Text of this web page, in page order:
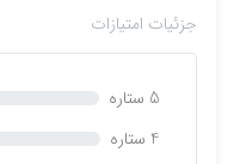
جزئیات امتیازات
5 ستاره
4 ستاره